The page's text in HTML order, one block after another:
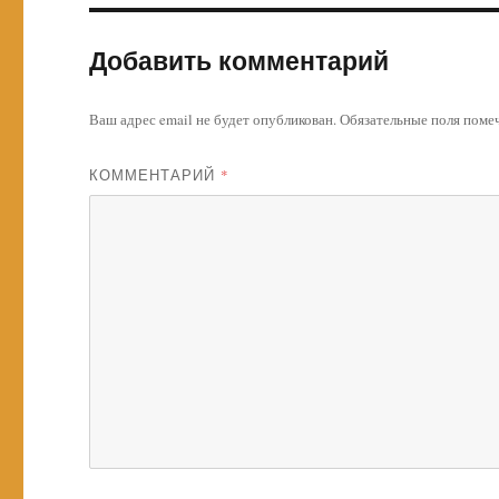
Добавить комментарий
Ваш адрес email не будет опубликован.Обязательные поля
КОММЕНТАРИЙ *